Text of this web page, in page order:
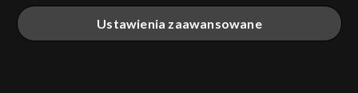
Doboszem
Józef Beck
Doboszem
Kazimierz Junosza-
Stępowski, cz. 2
Twoje dane osobowe zbierane podczas odwiedzania przez
Ciebie naszych
poszczególnych serwisówzwanych dalej
„Portalem”, w tym informacje zapisywane za pomocą
Ustawienia zaawansowane